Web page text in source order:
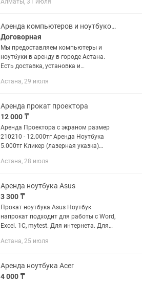
ноутбуков для разных задач ✅
Алматы, 31 июля
Аренда компьютеров и ноутбуков в Астане
Договорная
Мы предоставляем компьютеры и
ноутбуки в аренду в городе Астана.
Есть доставка, установка и
обслуживание. У нас индивидуальный
с...
Астана, 29 июля
Аренда прокат проектора
12 000 ₸
Аренда Проектора с экраном размер
210210 - 12.000тг Аренда Ноутбука
5.000тг Кликер (лазерная указка)
м, 14 м) Форма оплаты наличными,
Астана, 28 июля
Аренда ноутбука Asus
3 300 ₸
Прокат ноутбука Asus Ноутбук
напрокат подходит для работы с Word,
Excel. 1С, mytest. Для интернета. Для
фильмов. Для игр как Minecraft, Dota 1,
Астана, 25 июля
Аренда ноутбука Acer
4 000 ₸